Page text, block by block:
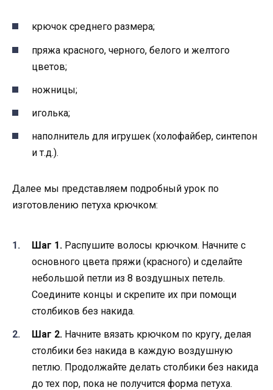
крючок среднего размера;
пряжа красного, черного, белого и желтого
цветов;
ножницы;
иголька;
наполнитель для игрушек (холофайбер, синтепон
и т.д.).
Далее мы представляем подробный урок по
изготовлению петуха крючком:
Шаг 1. Распушите волосы крючком. Начните с
основного цвета пряжи (красного) и сделайте
небольшой петли из 8 воздушных петель.
Соедините концы и скрепите их при помощи
столбиков без накида.
Шаг 2. Начните вязать крючком по кругу, делая
столбики без накида в каждую воздушную
петлю. Продолжайте делать столбики без накида
до тех пор, пока не получится форма петуха.